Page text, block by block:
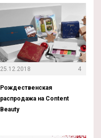
25.12.2018 4
Рождественская
распродажа на Content
Beauty